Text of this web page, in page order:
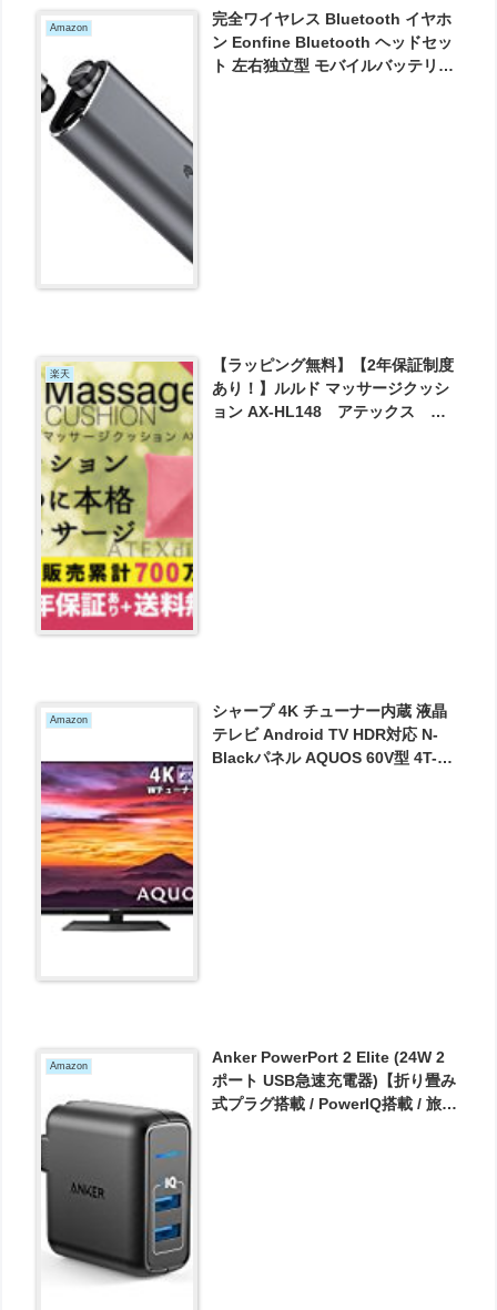
Amazon
完全ワイヤレス Bluetooth イヤホ
ン Eonfine Bluetooth ヘッドセッ
ト 左右独立型 モバイルバッテリー
楽天
【ラッピング無料】【2年保証制度
あり！】ルルド マッサージクッシ
ョン AX-HL148 アテックス
Amazon
シャープ 4K チューナー内蔵 液晶
テレビ Android TV HDR対応 N-
Blackパネル AQUOS 60V型 4T-
Amazon
Anker PowerPort 2 Elite (24W 2
ポート USB急速充電器)【折り畳み
式プラグ搭載 / PowerIQ搭載 / 旅行